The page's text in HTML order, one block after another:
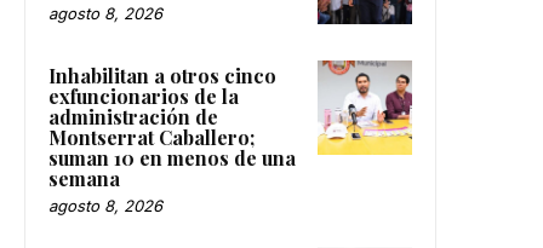
agosto 8, 2026
Inhabilitan a otros cinco
exfuncionarios de la
administración de
Montserrat Caballero;
suman 10 en menos de una
semana
agosto 8, 2026